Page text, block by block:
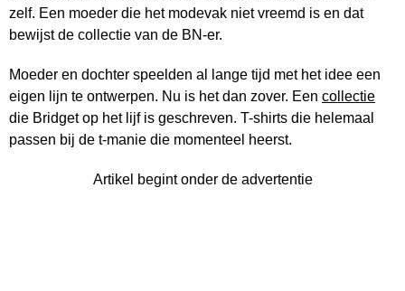
zelf. Een moeder die het modevak niet vreemd is en dat
bewijst de collectie van de BN-er.
Moeder en dochter speelden al lange tijd met het idee een
eigen lijn te ontwerpen. Nu is het dan zover. Een collectie
die Bridget op het lijf is geschreven. T-shirts die helemaal
passen bij de t-manie die momenteel heerst.
Artikel begint onder de advertentie